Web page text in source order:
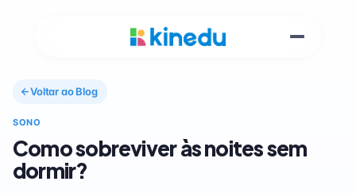
Voltar ao Blog
SONO
Como sobreviver às noites sem
dormir?